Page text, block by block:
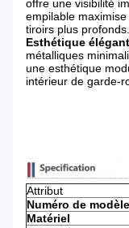
offre une visibilité
empilable
tiroirs plus profonds.
Esthétique
métalliques
une esthétique
intérieur de garde-
Attribut
Numéro de modèle
Matériel